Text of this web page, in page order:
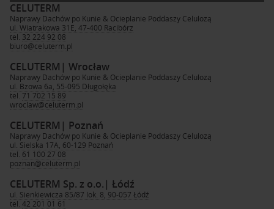
CELUTERM
Naprawy Dachów po Kunie & Ocieplanie Poddaszy Celulozą
ul. Wiatrakowa 31E, 47-400 Racibórz
tel. 32 224 92 08
biuro@celuterm.pl
CELUTERM
Naprawy Dachów po Kunie & Ocieplanie Poddaszy Celulozą
| Wrocław
ul. Bzowa 6a, 55-095 Długołęka
tel. 71 702 15 89
wroclaw@celuterm.pl
CELUTERM
Naprawy Dachów po Kunie & Ocieplanie Poddaszy Celulozą
| Poznań
ul. Sielska 17A, 60-129 Poznań
tel. 61 100 27 08
poznan@celuterm.pl
CELUTERM Sp. z o.o. | Łódź
ul. Sienkiewicza 85/87 lok. 8, 90-057 Łódź
tel. 42 201 01 61